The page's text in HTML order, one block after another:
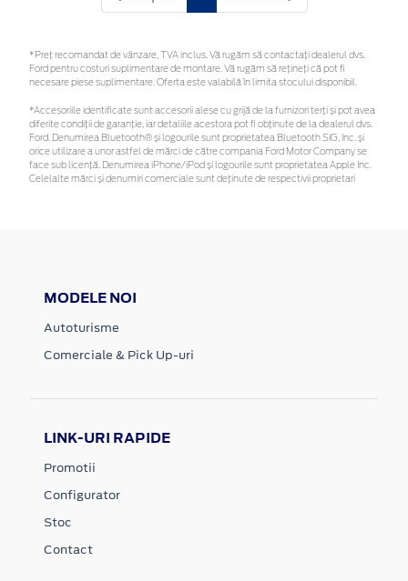
*Preţ recomandat de vânzare, TVA inclus. Vă rugăm să contactaţi dealerul dvs.
Ford pentru costuri suplimentare de montare. Vă rugăm să rețineți că pot fi
necesare piese suplimentare. Oferta este valabilă în limita stocului disponibil.
*Accesoriile identificate sunt accesorii alese cu grijă de la furnizori terți și pot avea
diferite condiții de garanție, iar detaliile acestora pot fi obținute de la dealerul dvs.
Ford. Denumirea Bluetooth® și logourile sunt proprietatea Bluetooth SIG, Inc. și
orice utilizare a unor astfel de mărci de către compania Ford Motor Company se
face sub licență. Denumirea iPhone/iPod și logourile sunt proprietatea Apple Inc.
Celelalte mărci și denumiri comerciale sunt deținute de respectivii proprietari
MODELE NOI
Autoturisme
Comerciale & Pick Up-uri
LINK-URI RAPIDE
Promotii
Configurator
Stoc
Contact